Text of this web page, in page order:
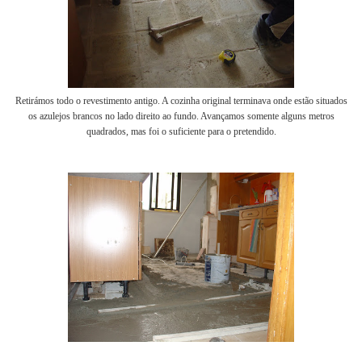
Retirámos todo o revestimento antigo. A cozinha original terminava onde estão situados
os azulejos brancos no lado direito ao fundo. Avançamos somente alguns metros
quadrados, mas foi o suficiente para o pretendido.